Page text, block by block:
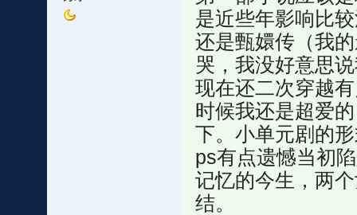
是近些年影响比
还是甄嬛传（我
哭，我没好意思
现在还二次穿越
时候我还是超爱
下。小单元剧的
ps有点遗憾当初
记忆的今生，两
结。